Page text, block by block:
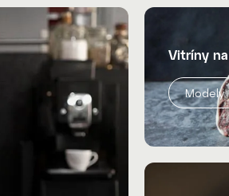
Vitríny na
Modely